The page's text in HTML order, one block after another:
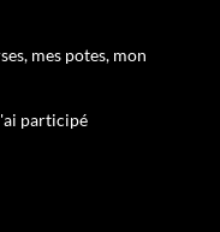
mes potes, mon
participé